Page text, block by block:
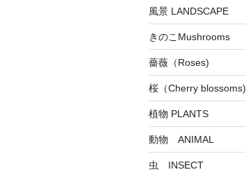
風景 LANDSCAPE
きのこMushrooms
薔薇（Roses)
桜（Cherry blossoms)
植物 PLANTS
動物 ANIMAL
虫 INSECT